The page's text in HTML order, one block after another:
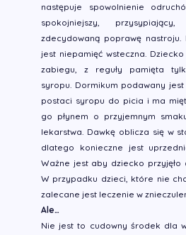
następuje spowolnienie
spokojniejszy,
zdecydowaną poprawę nastroju.
jest niepamięć wsteczna.
zabiegu, z reguły pamięta
syropu. Dormikum podawany
postaci syropu do picia i ma
go płynem o przyjemnym
lekarstwa. Dawkę oblicza się w
dlatego konieczne jest
Ważne jest aby dziecko przyjęło
W przypadku dzieci, które nie
zalecane jest leczenie w
Ale…
Nie jest to cudowny środek dla